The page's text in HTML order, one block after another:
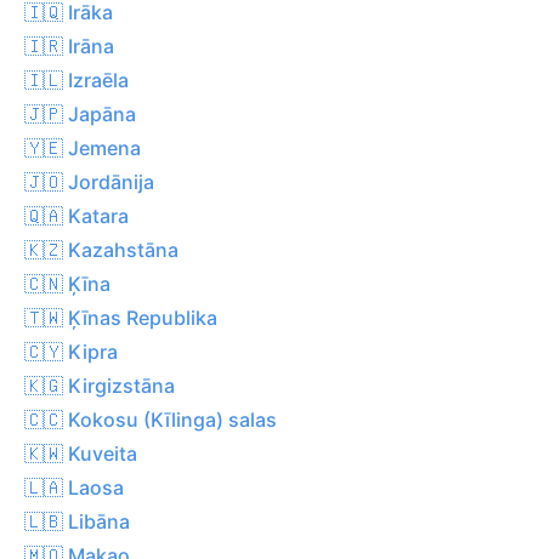
🇮🇶 Irāka
🇮🇷 Irāna
🇮🇱 Izraēla
🇯🇵 Japāna
🇾🇪 Jemena
🇯🇴 Jordānija
🇶🇦 Katara
🇰🇿 Kazahstāna
🇨🇳 Ķīna
🇹🇼 Ķīnas Republika
🇨🇾 Kipra
🇰🇬 Kirgizstāna
🇨🇨 Kokosu (Kīlinga) salas
🇰🇼 Kuveita
🇱🇦 Laosa
🇱🇧 Libāna